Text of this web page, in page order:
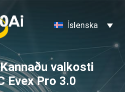
Íslenska
valkosti
Evex Pro 3.0